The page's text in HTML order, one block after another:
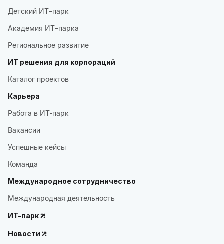
Детский ИТ–парк
Академия ИТ–парка
Региональное развитие
ИТ решения для корпораций
Каталог проектов
Карьера
Работа в ИТ-парк
Вакансии
Успешные кейсы
Команда
Международное сотрудничество
Международная деятельность
ИТ-парк
Новости